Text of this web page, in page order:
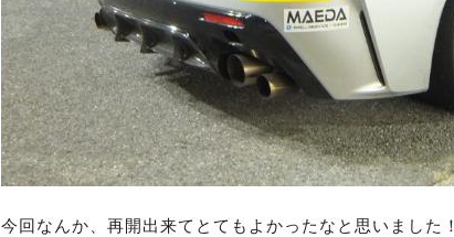
今回なんか、再開出来てとてもよかったなと思いました！